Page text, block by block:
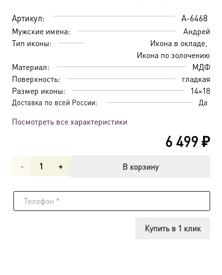
Артикул: A-6468
Мужские имена:
Андрей
Тип иконы:
Икона в окладе
Икона по золочению
Материал:
МДФ
Поверхность:
гладкая
Размер иконы:
14×18
Доставка по всей России: Да
Посмотреть все характеристики
6 499₽
Количество
Икона
В корзину
Купить в 1 клик